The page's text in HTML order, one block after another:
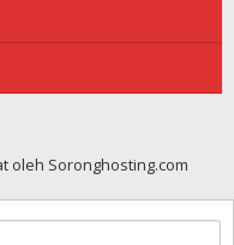
oleh Soronghosting.com